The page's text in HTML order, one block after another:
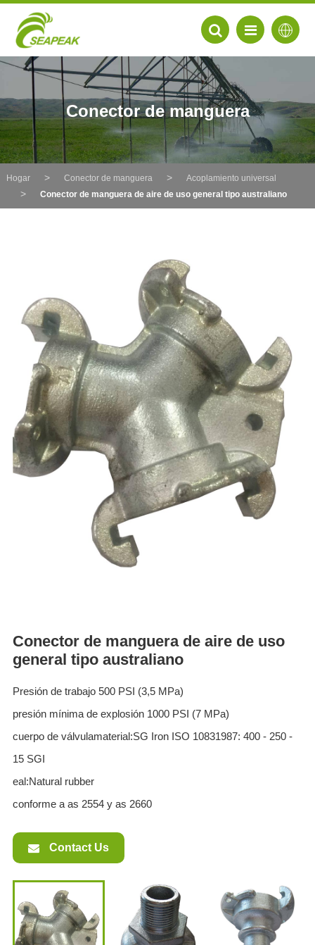
IT
RU
AR
DA
PL
RO
Conector de manguera
Hogar Conector de manguera
Acoplamiento universal
Conector de manguera de aire de uso general tipo australiano
Conector de manguera de aire de uso
general tipo australiano
Presión de trabajo 500 PSI (3,5 MPa)
presión mínima de explosión 1000 PSI (7 MPa)
cuerpo de válvulamaterial:SG Iron ISO 10831987: 400 - 250 -
15 SGI
eal:Natural rubber
conforme a as 2554 y as 2660
Contact Us